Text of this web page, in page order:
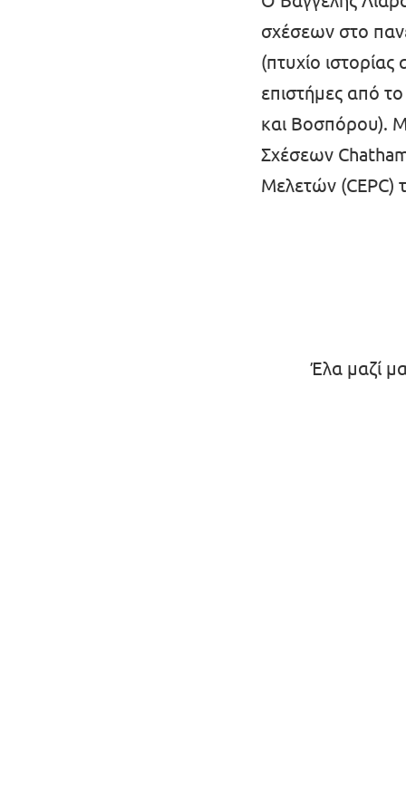
σχέσεων στο
(πτυχίο
επιστήμες από το
και Βοσπόρου).
Σχέσεων
Μελετών (CEPC)
Έλα μαζί